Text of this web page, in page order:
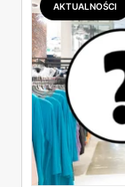
AKTUALNOŚCI